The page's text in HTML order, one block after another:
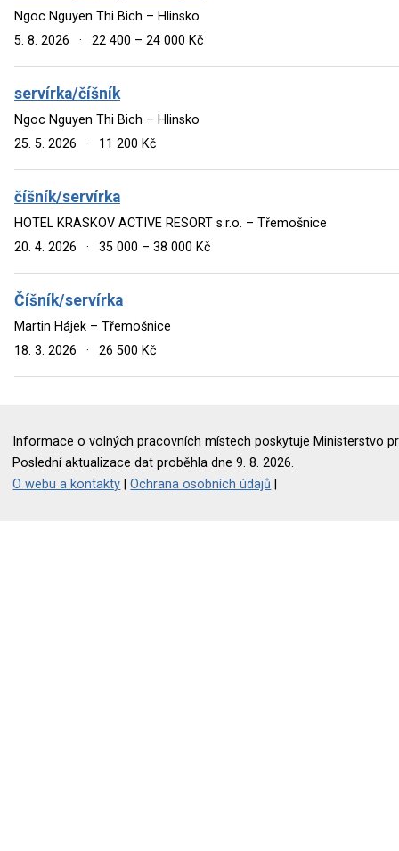
Ngoc Nguyen Thi Bich – Hlinsko
5. 8. 2026
· 22 400 – 24 000 Kč
servírka/číšník
Ngoc Nguyen Thi Bich – Hlinsko
25. 5. 2026
· 11 200 Kč
číšník/servírka
HOTEL KRASKOV ACTIVE RESORT s.r.o. – Třemošnice
20. 4. 2026
· 35 000 – 38 000 Kč
Číšník/servírka
Martin Hájek – Třemošnice
18. 3. 2026
· 26 500 Kč
Informace o volných pracovních místech poskytuje Ministerstvo
Poslední aktualizace dat proběhla dne 9. 8. 2026.
O webu a kontakty |Ochrana osobních údajů